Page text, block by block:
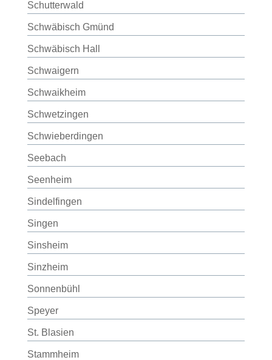
Schutterwald
Schwäbisch Gmünd
Schwäbisch Hall
Schwaigern
Schwaikheim
Schwetzingen
Schwieberdingen
Seebach
Seenheim
Sindelfingen
Singen
Sinsheim
Sinzheim
Sonnenbühl
Speyer
St. Blasien
Stammheim